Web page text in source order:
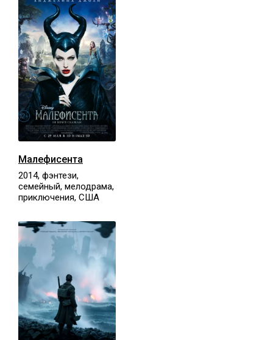
Малефисента
2014, фэнтези,
семейный, мелодрама,
приключения, США